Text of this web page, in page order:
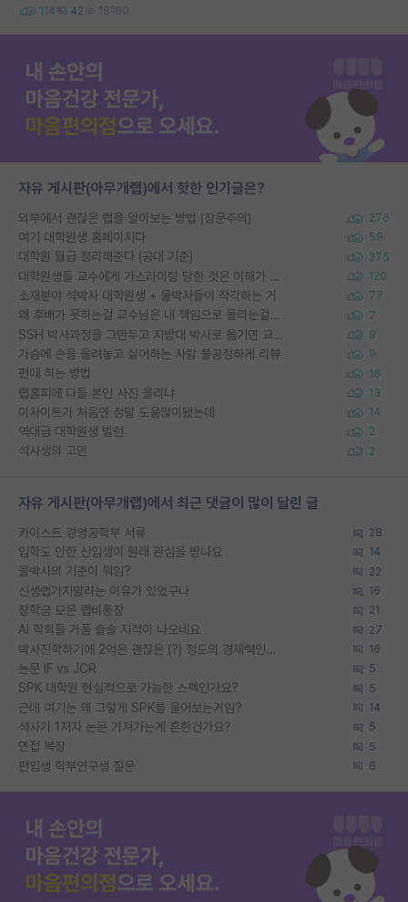
114 42 18180
자유 게시판(아무개랩)에서 핫한 인기글은?
외부에서 괜찮은 랩을 알아보는 방법 (장문주의) 276
여기 대학원생 홈페이지다 59
대학원 월급 정리해준다 (공대 기준) 275
대학원생들 교수에게 가스라이팅 당한 것은 이해가 갑니다. 안타깝네요. 120
소재분야 석박사 대학원생 + 물박사들이 착각하는 거 77
왜 후배가 못하는걸 교수님은 내 책임으로 돌리는걸까요? 7
SSH 박사과정을 그만두고 지방대 박사로 옮기면 교수의 꿈은 끝일까요? 9
가슴에 손을 올려놓고 싫어하는 사람 불공정하게 리뷰 9
편애 하는 방법 16
랩홈피에 다들 본인 사진 올리냐 13
이사이트가 처음엔 정말 도움많이됐는데 14
역대급 대학원생 빌런 2
석사생의 고민 2
자유 게시판(아무개랩)에서 최근 댓글이 많이 달린 글
카이스트 경영공학부 서류 28
입학도 안한 신입생이 원래 관심을 받나요 14
물박사의 기준이 뭐임? 22
신생랩가지말라는 이유가 있었구나 16
장학금 모은 랩비통장 21
AI 학회들 거품 슬슬 지적이 나오네요 27
박사진학하기에 2억은 괜찮은 (?) 정도의 경제력인가요 16
논문 IF vs JCR 5
SPK 대학원 현실적으로 가능한 스펙인가요? 5
근데 여기는 왜 그렇게 SPK를 물어보는거임? 14
석사가 1저자 논문 가져가는게 흔한건가요? 5
면접 복장 5
편입생 학부연구생 질문 6